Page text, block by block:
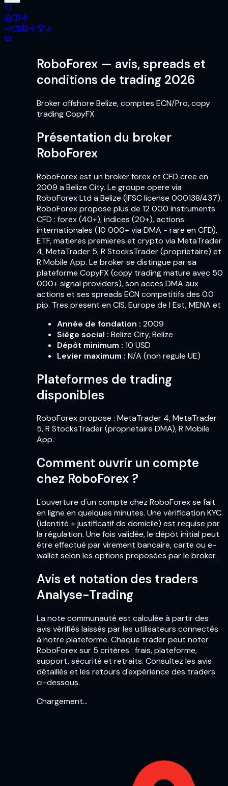
RoboForex — avis, spreads et
conditions de trading 2026
Broker offshore Belize, comptes ECN/Pro, copy
trading CopyFX
Présentation du broker
RoboForex
RoboForex est un broker forex et CFD cree en
2009 a Belize City. Le groupe opere via
RoboForex Ltd a Belize (IFSC license 000138/437).
RoboForex propose plus de 12 000 instruments
CFD : forex (40+), indices (20+), actions
internationales (10 000+ via DMA - rare en CFD),
ETF, matieres premieres et crypto via MetaTrader
4, MetaTrader 5, R StocksTrader (proprietaire) et
R Mobile App. Le broker se distingue par sa
plateforme CopyFX (copy trading mature avec 50
000+ signal providers), son acces DMA aux
actions et ses spreads ECN competitifs des 0.0
pip. Tres present en CIS, Europe de l Est, MENA et
Année de fondation : 2009
Siège social : Belize City, Belize
Dépôt minimum : 10 USD
Levier maximum : N/A (non regule UE)
Plateformes de trading
disponibles
RoboForex propose : MetaTrader 4, MetaTrader
5, R StocksTrader (proprietaire DMA), R Mobile
App.
Comment ouvrir un compte
chez RoboForex ?
L'ouverture d'un compte chez RoboForex se fait
en ligne en quelques minutes. Une vérification KYC
(identité + justificatif de domicile) est requise par
la régulation. Une fois validée, le dépôt initial peut
être effectué par virement bancaire, carte ou e-
wallet selon les options proposées par le broker.
Avis et notation des traders
Analyse-Trading
La note communauté est calculée à partir des
avis vérifiés laissés par les utilisateurs connectés
à notre plateforme. Chaque trader peut noter
RoboForex sur 5 critères : frais, plateforme,
support, sécurité et retraits. Consultez les avis
détaillés et les retours d'expérience des traders
ci-dessous.
Chargement…